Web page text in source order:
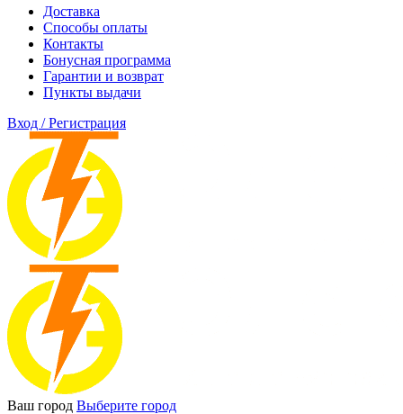
Доставка
Способы оплаты
Контакты
Бонусная программа
Гарантии и возврат
Пункты выдачи
Вход / Регистрация
Ваш город Выберите город